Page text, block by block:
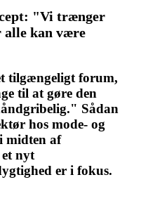
"Vi trænger
alle kan være
tilgængeligt forum,
til at gøre den
Sådan
hos mode- og
midten af
nyt
er i fokus.